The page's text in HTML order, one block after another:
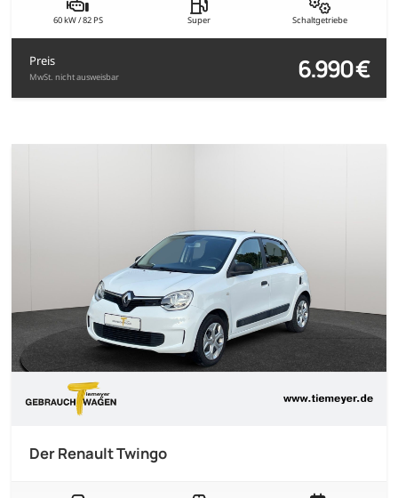
60 kW / 82 PS Super Schaltgetriebe
Preis
MwSt. nicht ausweisbar 6.990 €
Der Renault Twingo